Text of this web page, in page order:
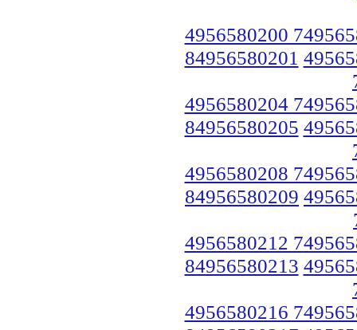
4956580200
84956580201
4956580204
84956580205
4956580208
84956580209
4956580212
84956580213
4956580216